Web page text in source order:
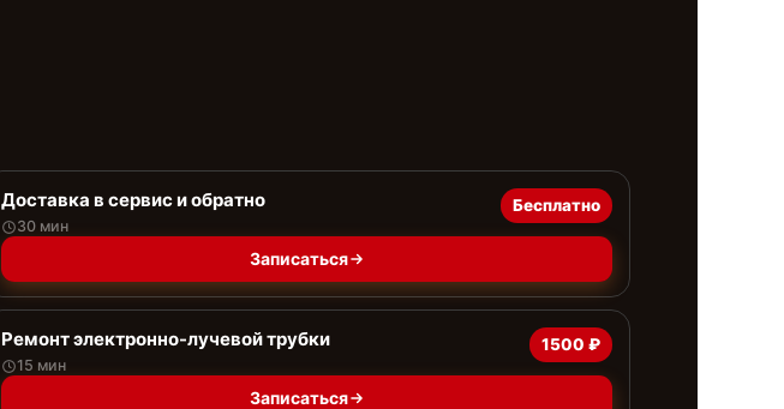
Доставка в сервис и обратно
30 мин
Бесплатно
Записаться
Ремонт электронно-лучевой трубки
15 мин
1500 ₽
Записаться